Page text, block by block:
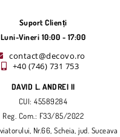
Suport Clienți
Luni-Vineri 10:00 - 17:00
contact@decovo.ro
+40 (746) 731 753
DAVID L. ANDREI II
CUI: 45589284
Reg. Com.: F33/85/2022
Nr.66, Scheia, jud. Suceava